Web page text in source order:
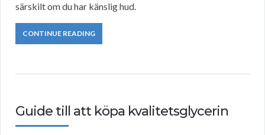
särskilt om du har känslig hud.
CONTINUE READING
Guide till att köpa kvalitetsglycerin